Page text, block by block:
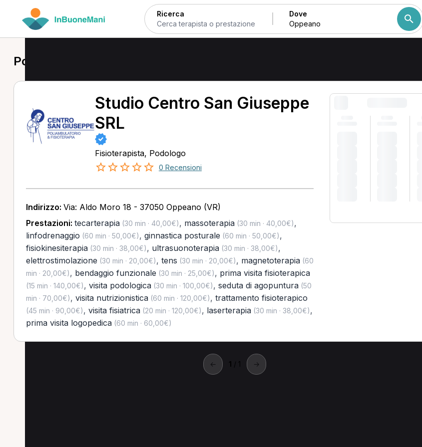
Ricerca Dove
Podologo a Oppeano
Studio Centro San Giuseppe
SRL
Fisioterapista, Podologo
0 Recensioni
Indirizzo: Via: Aldo Moro 18 - 37050 Oppeano (VR)
Prestazioni: tecarterapia(30 min · 40,00€), massoterapia(30 min · 40,00€),
linfodrenaggio (60 min · 50,00€), ginnastica posturale (60 min · 50,00€),
fisiokinesiterapia(30 min · 38,00€), ultrasuonoterapia(30 min · 38,00€),
elettrostimolazione (30 min · 20,00€), tens (30 min · 20,00€), magnetoterapia(60
min · 20,00€), bendaggio funzionale (30 min · 25,00€), prima visita fisioterapica
(15 min · 140,00€), visita podologica(30 min · 100,00€), seduta di agopuntura(50
min · 70,00€), visita nutrizionistica(60 min · 120,00€), trattamento fisioterapico
(45 min · 90,00€), visita fisiatrica(20 min · 120,00€), laserterapia(30 min · 38,00€),
prima visita logopedica(60 min · 60,00€)
← 1 / 1 →